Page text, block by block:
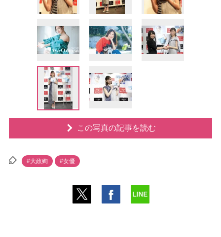
この写真の記事を読む
#大政絢 #女優